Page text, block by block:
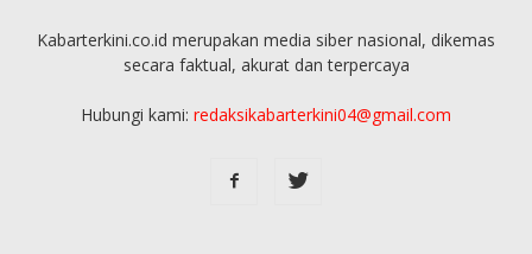
Kabarterkini.co.id merupakan media siber nasional, dikemas
secara faktual, akurat dan terpercaya
Hubungi kami: redaksikabarterkini04@gmail.com